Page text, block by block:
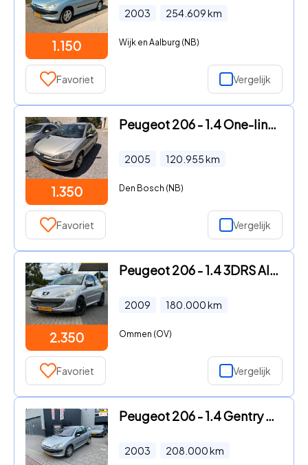
1.150
2003 254.609km
Wijk en Aalburg (NB)
Favoriet Vergelijk
1.350
Peugeot 206 - 1.4 One-line 5 DEURS KM 120955 NAP
2005 120.955km
Den Bosch (NB)
Favoriet Vergelijk
2.350
Peugeot 206 - 1.4 3DRS AIRCO APK TOT 16-07-2027
2009 180.000km
Ommen (OV)
Favoriet Vergelijk
Peugeot 206 - 1.4 Gentry Airco NAP APK
2003 208.000km